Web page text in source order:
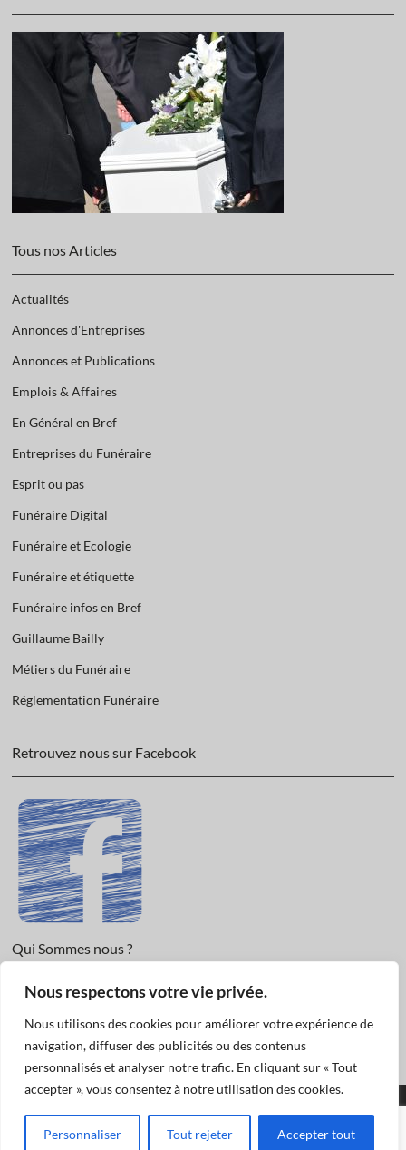
Nous respectons votre vie privée.
Nous utilisons des cookies pour améliorer votre expérience de
navigation, diffuser des publicités ou des contenus
personnalisés et analyser notre trafic. En cliquant sur « Tout
accepter », vous consentez à notre utilisation des cookies.
Personnaliser Tout rejeter Accepter tout
Tous nos Articles
Actualités
Annonces d'Entreprises
Annonces et Publications
Emplois & Affaires
En Général en Bref
Entreprises du Funéraire
Esprit ou pas
Funéraire Digital
Funéraire et Ecologie
Funéraire et étiquette
Funéraire infos en Bref
Guillaume Bailly
Métiers du Funéraire
Réglementation Funéraire
Retrouvez nous sur Facebook
Qui Sommes nous ?
Informations légales et Protection des données.
Nous Contacter
Données Personnelles: